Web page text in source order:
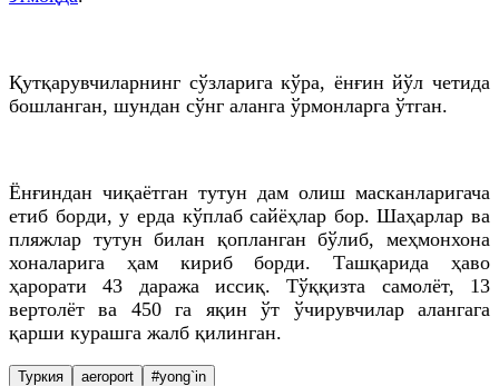
Қутқарувчиларнинг сўзларига кўра, ёнғин йўл четида
бошланган, шундан сўнг аланга ўрмонларга ўтган.
Ёнғиндан чиқаётган тутун дам олиш масканларигача
етиб борди, у ерда кўплаб сайёҳлар бор. Шаҳарлар ва
пляжлар тутун билан қопланган бўлиб, меҳмонхона
хоналарига ҳам кириб борди. Ташқарида ҳаво
ҳарорати 43 даража иссиқ. Тўққизта самолёт, 13
вертолёт ва 450 га яқин ўт ўчирувчилар алангага
қарши курашга жалб қилинган.
Туркия aeroport #yong`in